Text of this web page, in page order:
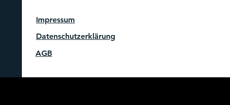
Datenschutzerklärung
Impressum
AGB